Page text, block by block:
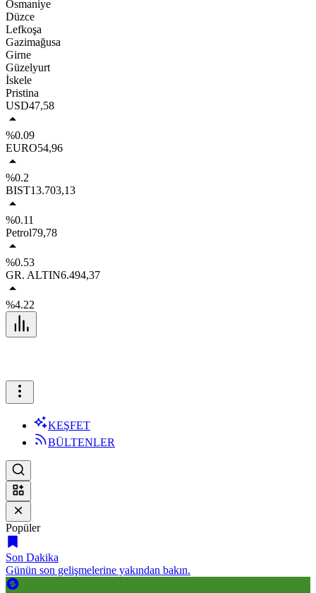
Osmaniye
Düzce
Lefkoşa
Gazimağusa
Girne
Güzelyurt
İskele
Pristina
USD47,58
%0.09
EURO54,96
%0.2
BIST13.703,13
%0.11
Petrol79,78
%0.53
GR. ALTIN6.494,37
%4.22
KEŞFET
BÜLTENLER
Popüler
Son Dakika
Günün son gelişmelerine yakından bakın.